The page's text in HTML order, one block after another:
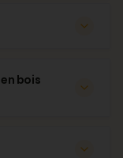
bois